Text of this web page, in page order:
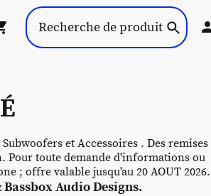
et Accessoires . Des remises
Pour toute demande d'informations ou
; offre valable jusqu'au 20 AOUT 2026.
Bassbox Audio Designs.